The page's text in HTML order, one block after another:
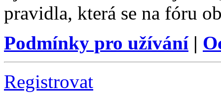
pravidla, která se na fóru
Podmínky pro užívání|
Registrovat